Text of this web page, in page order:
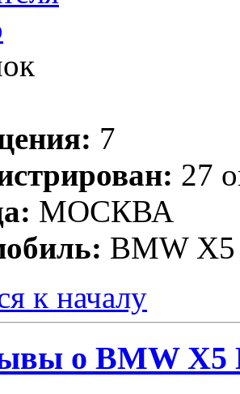
7
27
МОСКВА
BMW
к началу
о BMW X5